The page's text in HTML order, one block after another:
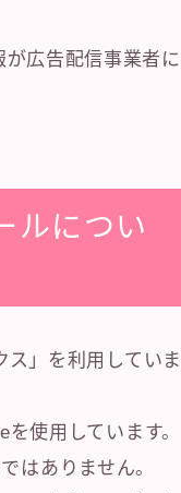
広告配信事業者に
ルについ
ス」を利用していま
使用しています。
はありません。